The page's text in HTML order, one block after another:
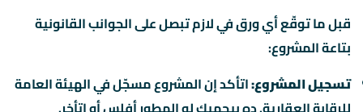
قبل ما توقّع أي ورق في لازم تبصل على الجوانب القانونية
بتاعة المشروع:
تسجيل المشروع:اتأكد إن المشروع مسجّل في الهيئة العامة